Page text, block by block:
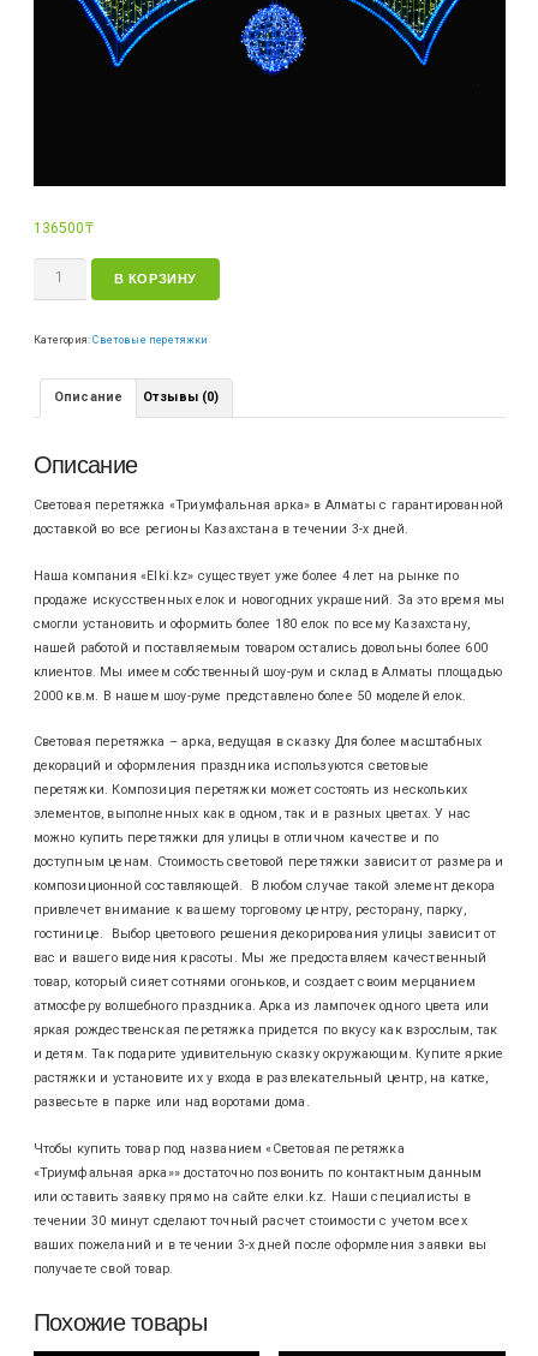
136500₸
В КОРЗИНУ
Категория:Световые перетяжки
Описание Отзывы (0)
Описание
Световая перетяжка «Триумфальная арка» в Алматы с гарантированной
доставкой во все регионы Казахстана в течении 3-х дней.
Наша компания «Elki.kz» существует уже более 4 лет на рынке по
продаже искусственных елок и новогодних украшений. За это время мы
смогли установить и оформить более 180 елок по всему Казахстану,
нашей работой и поставляемым товаром остались довольны более 600
клиентов. Мы имеем собственный шоу-рум и склад в Алматы площадью
2000 кв.м. В нашем шоу-руме представлено более 50 моделей елок.
Световая перетяжка – арка, ведущая в сказку Для более масштабных
декораций и оформления праздника используются световые
перетяжки. Композиция перетяжки может состоять из нескольких
элементов, выполненных как в одном, так и в разных цветах. У нас
можно купить перетяжки для улицы в отличном качестве и по
доступным ценам. Стоимость световой перетяжки зависит от размера и
композиционной составляющей. В любом случае такой элемент декора
привлечет внимание к вашему торговому центру, ресторану, парку,
гостинице. Выбор цветового решения декорирования улицы зависит от
вас и вашего видения красоты. Мы же предоставляем качественный
товар, который сияет сотнями огоньков, и создает своим мерцанием
атмосферу волшебного праздника. Арка из лампочек одного цвета или
яркая рождественская перетяжка придется по вкусу как взрослым, так
и детям. Так подарите удивительную сказку окружающим. Купите яркие
растяжки и установите их у входа в развлекательный центр, на катке,
развесьте в парке или над воротами дома.
Чтобы купить товар под названием «Световая перетяжка
«Триумфальная арка»» достаточно позвонить по контактным данным
или оставить заявку прямо на сайте елки.kz. Наши специалисты в
течении 30 минут сделают точный расчет стоимости с учетом всех
ваших пожеланий и в течении 3-х дней после оформления заявки вы
получаете свой товар.
Похожие товары